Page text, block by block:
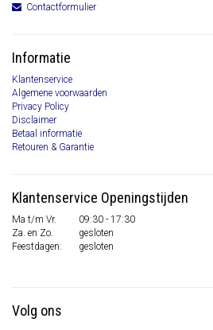
Contactformulier
Informatie
Klantenservice
Algemene voorwaarden
Privacy Policy
Disclaimer
Betaal informatie
Retouren & Garantie
Klantenservice Openingstijden
Ma t/m Vr.
09:30 - 17:30
Za. en Zo.
gesloten
Feestdagen:
gesloten
Volg ons